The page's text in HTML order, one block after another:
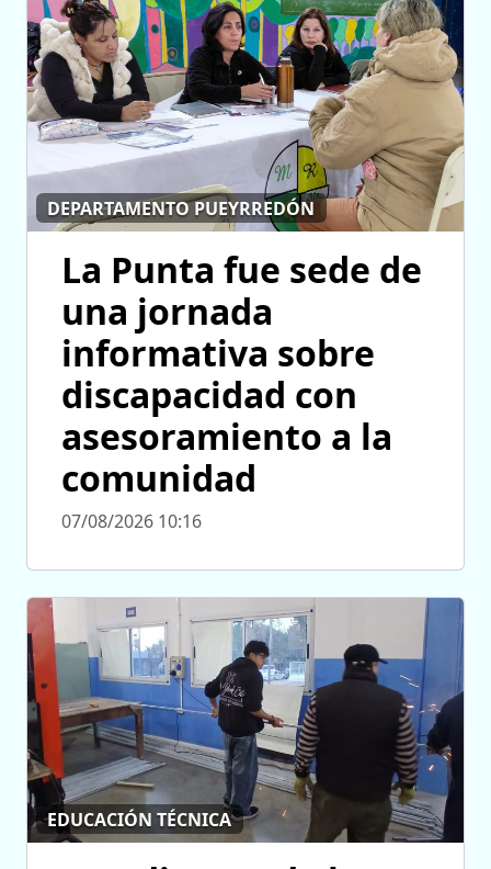
DEPARTAMENTO PUEYRREDÓN
La Punta fue sede de
una jornada
informativa sobre
discapacidad con
asesoramiento a la
comunidad
07/08/2026 10:16
EDUCACIÓN TÉCNICA